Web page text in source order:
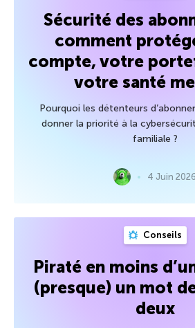
Sécurité des
comment
compte, votre
votre santé
Pourquoi les détenteurs
donner la priorité à la
familiale ?
4 Juin 2026
Conseils
Piraté en moins
(presque) un mot
deux